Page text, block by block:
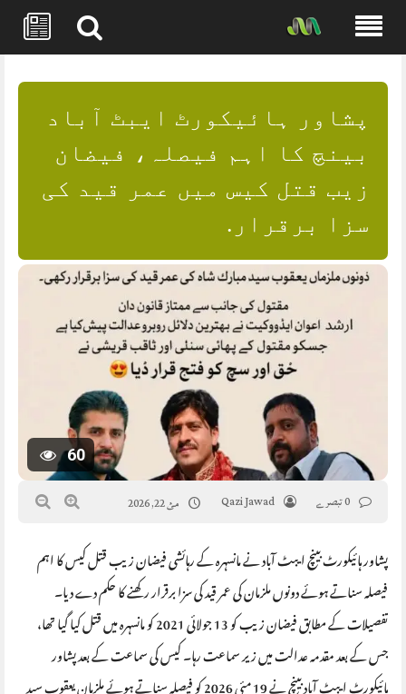
content
پشاور ہائیکورٹ ایبٹ آباد
بینچ کا اہم فیصلہ، فیضان
زیب قتل کیس میں عمر قید کی
سزا برقرار.
60
Qazi Jawad مئ 22, 2026
پشاور ہائیکورٹ بینچ ایبٹ آباد نے مانسہرہ کے رہائشی فیضان زیب قتل کیس کا اہم
فیصلہ سناتے ہوئے دونوں ملزمان کی عمر قید کی سزا برقرار رکھنے کا حکم دے دیا۔
تفصیلات کے مطابق فیضان زیب کو 13 جولائی 2021 کو مانسہرہ میں قتل کیا گیا تھا،
جس کے بعد مقدمہ عدالت میں زیر سماعت رہا۔ کیس کی سماعت کے بعد پشاور
ہائیکورٹ ایبٹ آباد بینچ نے 19 مئی 2026 کو فیصلہ سناتے ہوئے ملزمان یعقوب سید